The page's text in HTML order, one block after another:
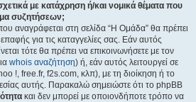
με κατάχρηση ή/και νομικά θέματα που
συζητήσεων;
αναγράφεται στη σελίδα “Η Ομάδα” θα πρέπει
για τις καταγγελίες σας. Εάν αυτός
τότε θα πρέπει να επικοινωνήσετε με τον
whois αναζήτηση) ή, εάν αυτός λειτουργεί σε
!, free.fr, f2s.com, κλπ), με τη διοίκηση ή το
αυτής. Παρακαλώ σημειώστε ότι το phpBB
και δεν μπορεί με οποιονδήποτε τρόπο να